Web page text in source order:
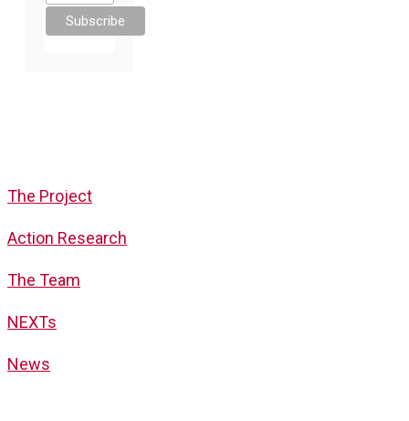
The Project
Action Research
The Team
NEXTs
News